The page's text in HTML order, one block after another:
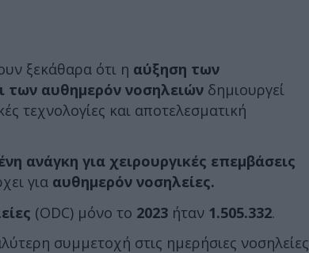
ξεκάθαρα ότι η αύξηση των
των αυθημερόν νοσηλειών δημιουργεί
τεχνολογίες και αποτελεσματική
ανάγκη για χειρουργικές επεμβάσεις
για αυθημερόν νοσηλείες.
(ODC) μόνο το 2023 ήταν 1.505.332.
συμμετοχή στις ημερήσιες νοσηλείες